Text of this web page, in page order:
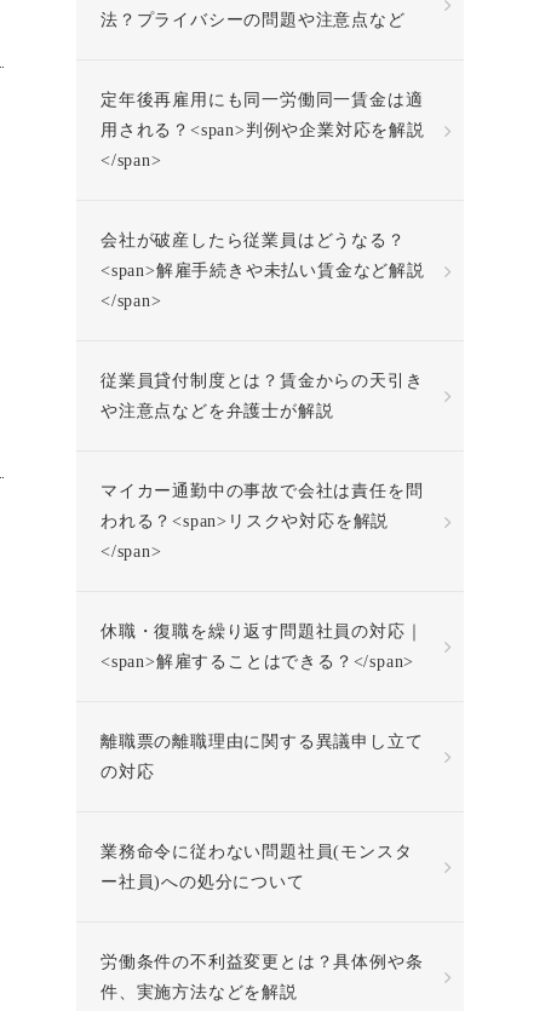
法？プライバシーの問題や注意点など
定年後再雇用にも同一労働同一賃金は適
用される？<span>判例や企業対応を解説
</span>
会社が破産したら従業員はどうなる？
<span>解雇手続きや未払い賃金など解説
</span>
従業員貸付制度とは？賃金からの天引き
や注意点などを弁護士が解説
マイカー通勤中の事故で会社は責任を問
われる？<span>リスクや対応を解説
</span>
休職・復職を繰り返す問題社員の対応｜
<span>解雇することはできる？</span>
離職票の離職理由に関する異議申し立て
の対応
業務命令に従わない問題社員(モンスタ
ー社員)への処分について
労働条件の不利益変更とは？具体例や条
件、実施方法などを解説